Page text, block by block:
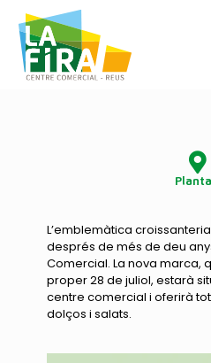
L’emblemàtica
després de més de deu
Comercial. La nova marca,
proper 28 de juliol, estarà
centre comercial i oferirà
dolços i salats.